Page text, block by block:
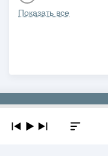
Показать все